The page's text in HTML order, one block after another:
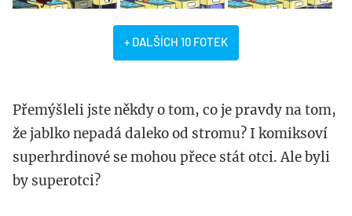
+ DALŠÍCH 10 FOTEK
Přemýšleli jste někdy o tom, co je pravdy na tom,
že jablko nepadá daleko od stromu? I komiksoví
superhrdinové se mohou přece stát otci. Ale byli
by superotci?